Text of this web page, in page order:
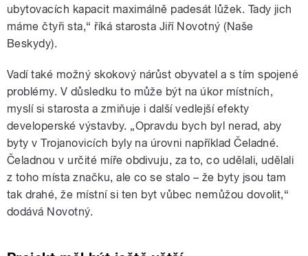
ubytovacích kapacit maximálně padesát lůžek. Tady jich
máme čtyři sta,“ říká starosta Jiří Novotný (Naše
Beskydy).
Vadí také možný skokový nárůst obyvatel a s tím spojené
problémy. V důsledku to může být na úkor místních,
myslí si starosta a zmiňuje i další vedlejší efekty
developerské výstavby. „Opravdu bych byl nerad, aby
byty v Trojanovicích byly na úrovni například Čeladné.
Čeladnou v určité míře obdivuju, za to, co udělali, udělali
z toho místa značku, ale co se stalo – že byty jsou tam
tak drahé, že místní si ten byt vůbec nemůžou dovolit,“
dodává Novotný.